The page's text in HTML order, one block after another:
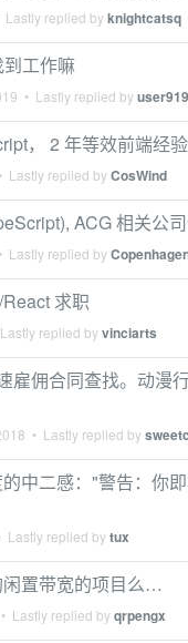
Lastly replied byknightcatsq
工作嘛
• Lastly replied by
， 2 年等效前端经
• Lastly replied byCosWind
ACG 相关公
• Lastly replied by
求职
replied byvinciarts
雇佣合同查找。动漫
• Lastly replied by
中二感："警告：你
Lastly replied bytux
置带宽的项目么…
• Lastly replied byqrpengx